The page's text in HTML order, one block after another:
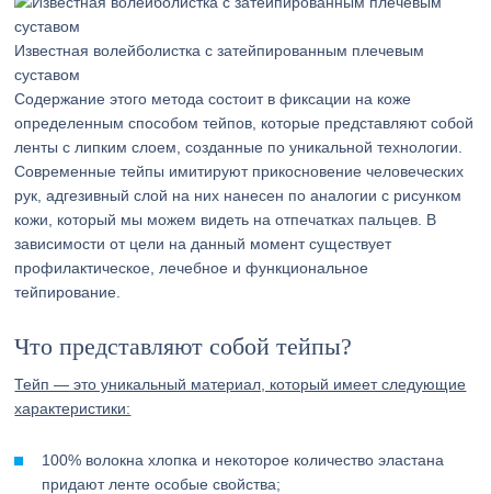
Известная волейболистка с затейпированным плечевым
суставом
Содержание этого метода состоит в фиксации на коже
определенным способом тейпов, которые представляют собой
ленты с липким слоем, созданные по уникальной технологии.
Современные тейпы имитируют прикосновение человеческих
рук, адгезивный слой на них нанесен по аналогии с рисунком
кожи, который мы можем видеть на отпечатках пальцев. В
зависимости от цели на данный момент существует
профилактическое, лечебное и функциональное
тейпирование.
Что представляют собой тейпы?
Тейп — это уникальный материал, который имеет следующие
характеристики:
100% волокна хлопка и некоторое количество эластана
придают ленте особые свойства;